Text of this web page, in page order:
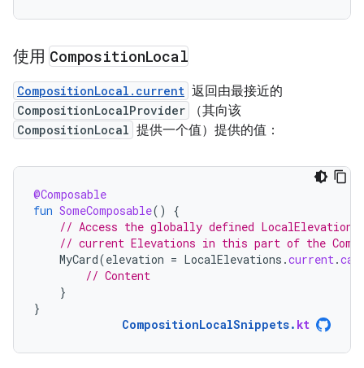
使用 CompositionLocal
CompositionLocal.current 返回由最接近的
CompositionLocalProvider （其向该
CompositionLocal 提供一个值）提供的值：
@Composable
fun SomeComposable()
{
// Access the globally defined
// current Elevations in this part of the
MyCard(elevation = LocalElevations .current.
// Content
}
}
CompositionLocalSnippets. kt